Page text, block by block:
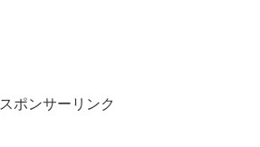
スポンサーリンク